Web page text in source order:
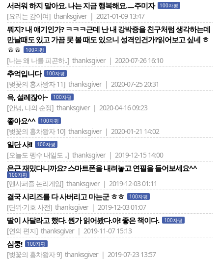
서러워 하지 말아요. 나는 지금 행복해요.ㅡ주미자 100자평
[요리는 감이여] thanksgiver | 2021-01-09 13:47
뭐지? 내 얘기인가? ㅋㅋㅋ근데 난 내 강박증을 친구처럼 생각하는데
만날때도 있고 가끔 못 볼 때도 있으니 성격인건가?읽어보고 싶네 ㅎ
ㅎㅎ
100자평
[나는 왜 나를 피곤하..] thanksgiver | 2020-07-26 16:10
추억입니다 100자평
[벚꽃의 홍차왕자 11] thanksgiver | 2020-07-25 20:31
윽, 설레잖아~ 100자평
[안녕, 나의 순정] thanksgiver | 2020-04-16 09:23
좋아요^^ 100자평
[벚꽃의 홍차왕자 10] thanksgiver | 2020-01-21 14:02
일단 사!! 100자평
[오늘도 펭수 내일도 ..] thanksgiver | 2019-12-15 14:00
은근 재밌다니까요? 스마트폰을 내려놓고 연필을 들어보세요^^
100자평
[멘사퍼즐 논리게임] thanksgiver | 2019-12-03 01:11
결국 시리즈를 다 사버리고 마는군 ㅎㅎ 100자평
[단위·기호 사전] thanksgiver | 2019-12-03 01:07
딸이 사달라고 했다. 뭔가 읽어봤다.아! 좋은 책이다. 100자평
[연의 편지] thanksgiver | 2019-11-07 15:13
심쿵! 100자평
[벚꽃의 홍차왕자 9] thanksgiver | 2019-07-23 13:57